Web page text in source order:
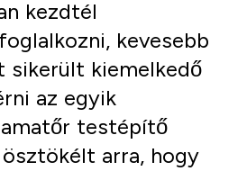
kezdtél
kevesebb
sikerült kiemelkedő
az egyik
testépítő
arra, hogy